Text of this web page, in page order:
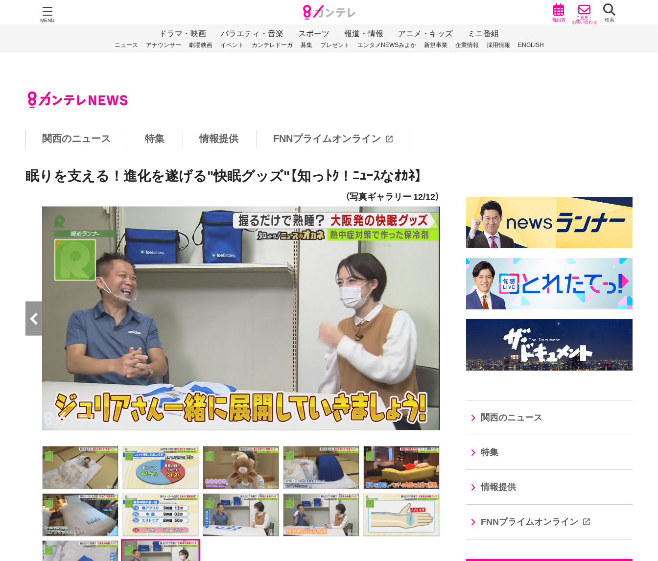
MENU 番組表 ご意見・
お問い合わせ 検索
ドラマ・映画 バラエティ・音楽 スポーツ 報道・情報 アニメ・キッズ ミニ番組
ニュース アナウンサー 劇場映画 イベント カンテレドーガ 募集 プレゼント エンタメNEWSみよか 新規事業 企業情報 採用情報 ENGLISH
関西のニュース 特集 情報提供 FNNプライムオンライン
眠りを支える！進化を遂げる"快眠グッズ"【知っﾄｸ！ﾆｭｰｽなｵｶﾈ】
（写真ギャラリー 12/12）
関西のニュース
特集
情報提供
FNNプライムオンライン